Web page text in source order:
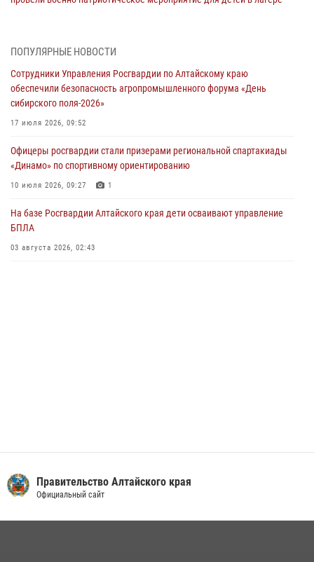
акции «Коробка храбрости»
Сотрудники Росгвардии провели встречу с юными пограничниками
03 июля 2026, 04:03
Управление Росгвардии по Алтайскому краю провело для детей
02 июля 2026, 00:55
В краевом управлении вневедомственной охраны Росгвардии по
ПОПУЛЯРНЫЕ НОВОСТИ
Сотрудники Управления Росгвардии по Алтайскому краю
обеспечили безопасность агропромышленного форума «День
сибирского поля-2026»
17 июля 2026, 09:52
Офицеры росгвардии стали призерами региональной спартакиады
«Динамо» по спортивному ориентированию
10 июля 2026, 09:27 1
На базе Росгвардии Алтайского края дети осваивают управление
БПЛА
03 августа 2026, 02:43
Правительство Алтайского края
Официальный сайт